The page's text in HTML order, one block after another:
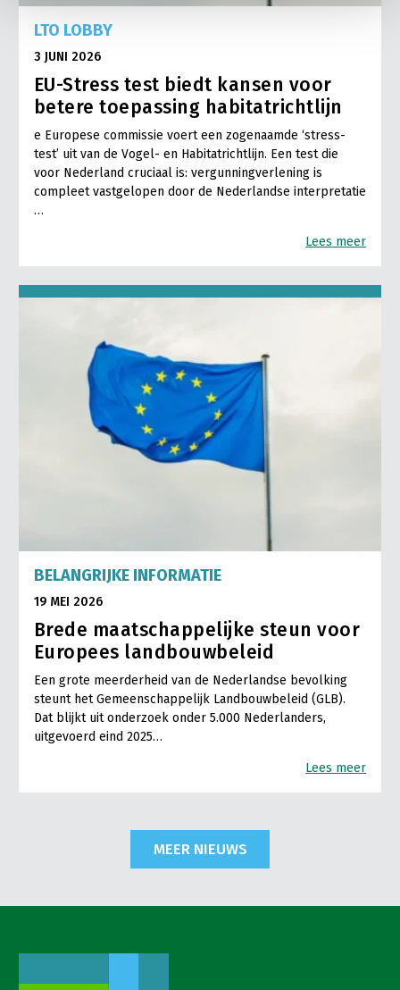
LTO LOBBY
3 JUNI 2026
EU-Stress test biedt kansen voor
betere toepassing habitatrichtlijn
e Europese commissie voert een zogenaamde ‘stress-
test’ uit van de Vogel- en Habitatrichtlijn. Een test die
voor Nederland cruciaal is: vergunningverlening is
compleet vastgelopen door de Nederlandse interpretatie
…
Lees meer
BELANGRIJKE INFORMATIE
19 MEI 2026
Brede maatschappelijke steun voor
Europees landbouwbeleid
Een grote meerderheid van de Nederlandse bevolking
steunt het Gemeenschappelijk Landbouwbeleid (GLB).
Dat blijkt uit onderzoek onder 5.000 Nederlanders,
uitgevoerd eind 2025…
Lees meer
MEER NIEUWS